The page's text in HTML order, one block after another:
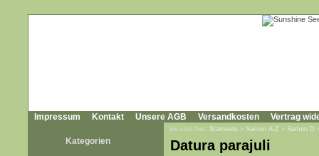
Impressum Kontakt Unsere AGB Versandkosten Vertrag
Kategorien
Sie sind hier: Startseite » Samen A-Z » Samen D
Datura parajuli